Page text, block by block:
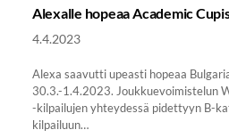
Alexalle hopeaa Academic
4.4.2023
Alexa saavutti upeasti hopeaa
30.3.-1.4.2023. Joukkuevoimistelun
-kilpailujen yhteydessä pidettyyn B-
kilpailuun…